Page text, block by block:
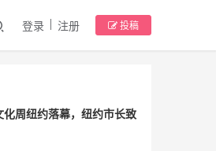
登录 注册 投稿
周纽约落幕，纽约市长致